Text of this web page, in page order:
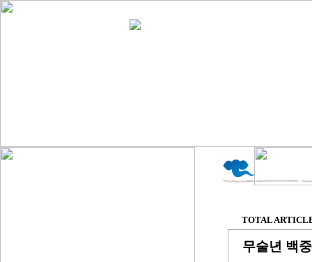
TOTAL
무술년 백